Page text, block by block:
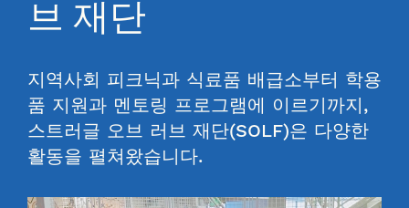
브 재단
지역사회 피크닉과 식료품 배급소부터 학용
품 지원과 멘토링 프로그램에 이르기까지,
스트러글 오브 러브 재단(SOLF)은 다양한
활동을 펼쳐왔습니다.